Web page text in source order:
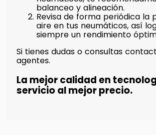
balanceo y alineación.
Revisa de forma periódica la
aire en tus neumáticos, así
siempre un rendimiento
Si tienes dudas o consultas
agentes.
La mejor calidad en
servicio al mejor precio.